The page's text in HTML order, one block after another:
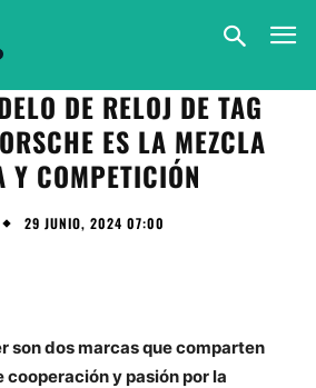
DE RELOJ DE TAG
ES LA MEZCLA
Y COMPETICIÓN
29 JUNIO, 2024 07:00
son dos marcas que comparten
y pasión por la